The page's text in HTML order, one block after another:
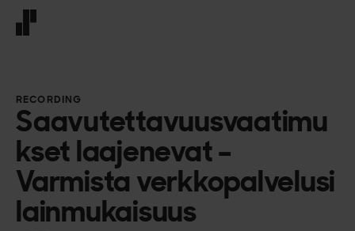
RECORDING
Saavutettavuusvaatimu
kset laajenevat –
Varmista verkkopalvelusi
lainmukaisuus